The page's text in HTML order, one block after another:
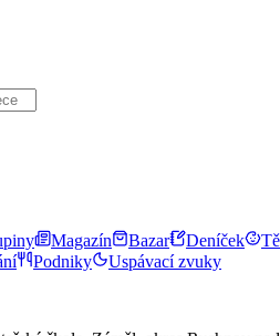
Magazín Bazar Deníček
Podniky
Uspávací zvuky